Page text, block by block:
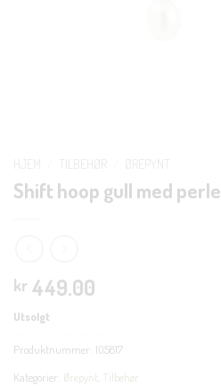
Shift hoop gull med perle
kr 449.00
Utsolgt
Produktnummer: 105817
Kategorier: Ørepynt Tilbehør